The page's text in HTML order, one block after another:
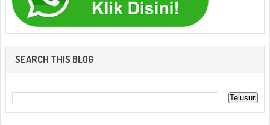
SEARCH THIS BLOG